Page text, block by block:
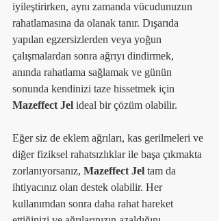
iyileştirirken, aynı zamanda vücudunuzun
rahatlamasına da olanak tanır. Dışarıda
yapılan egzersizlerden veya yoğun
çalışmalardan sonra ağrıyı dindirmek,
anında rahatlama sağlamak ve günün
sonunda kendinizi taze hissetmek için
Mazeffect Jel ideal bir çözüm olabilir.
Eğer siz de eklem ağrıları, kas gerilmeleri ve
diğer fiziksel rahatsızlıklar ile başa çıkmakta
zorlanıyorsanız, Mazeffect Jel tam da
ihtiyacınız olan destek olabilir. Her
kullanımdan sonra daha rahat hareket